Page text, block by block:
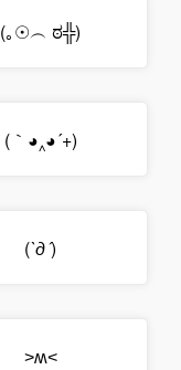
(｡☉︵ ಠ╬)
(｀◕‸◕´+)
(`д´)
˃ʍ˂